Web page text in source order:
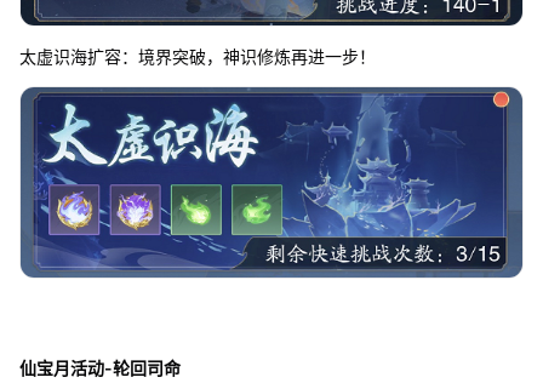
太虚识海扩容：境界突破，神识修炼再进一步！
仙宝月活动-轮回司命